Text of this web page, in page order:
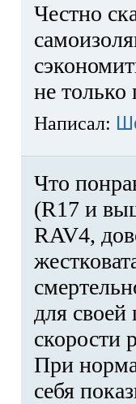
Честно
не только
Написал:
Что
(R17 и
RAV4,
для
скорости
При
себя